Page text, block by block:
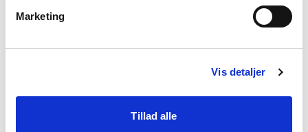
Marketing
Vis detaljer
Tillad alle